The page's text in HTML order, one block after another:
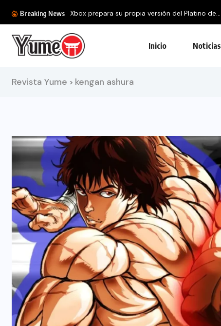
Breaking News Xbox prepara su propia versión del Platino de...
Inicio Noticias
Revista Yume > kengan ashura